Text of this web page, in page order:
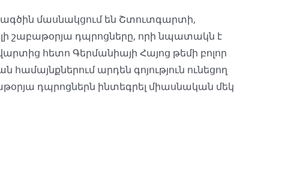
մասնակցում են Շտուտգարտի,
շաբաթօրյա դպրոցները, որի նպատակն է
հետո Գերմանիայի Հայոց թեմի բոլոր
համայնքներում արդեն գոյություն ունեցող
դպրոցներն ինտեգրել միասնական մեկ